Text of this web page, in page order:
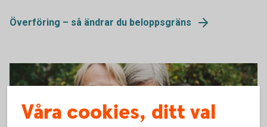
Överföring – så ändrar du beloppsgräns
Våra cookies, ditt val